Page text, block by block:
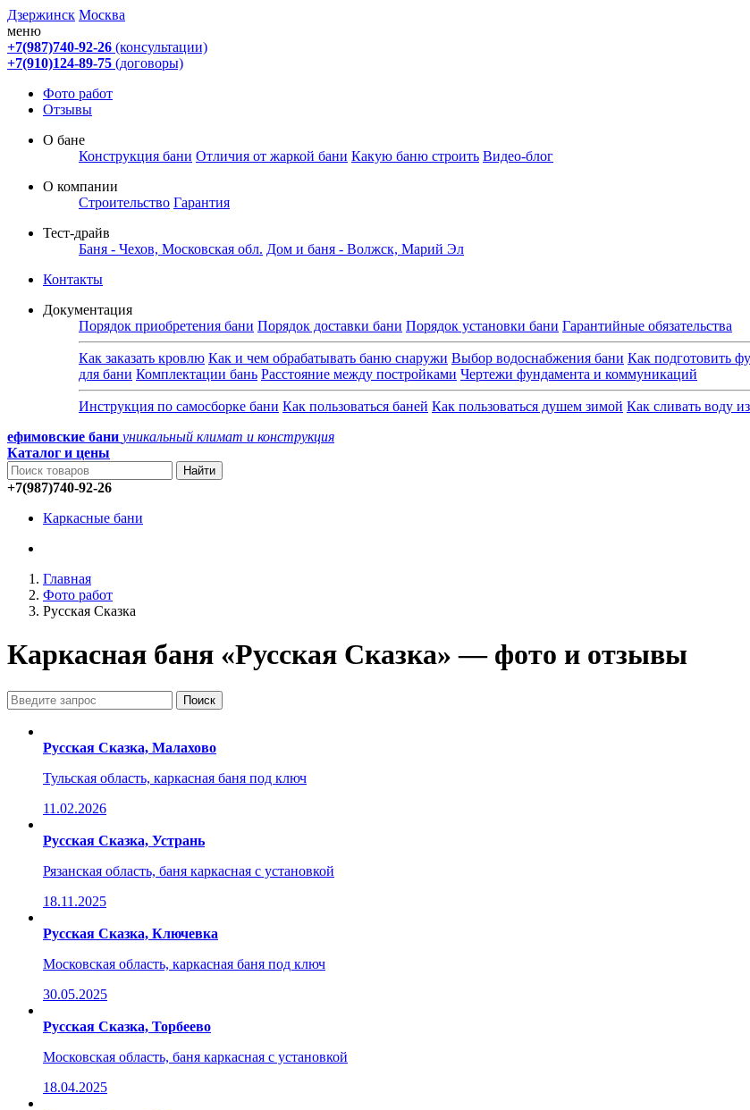
Дзержинск Москва
меню
+7(987)740-92-26 (консультации)
+7(910)124-89-75 (договоры)
Фото работ
Отзывы
О бане
Конструкция бани Отличия от жаркой бани Какую баню строить Видео-блог
О компании
Строительство Гарантия
Тест-драйв
Баня - Чехов, Московская обл. Дом и баня - Волжск, Марий Эл
Контакты
Документация
Порядок приобретения бани Порядок доставки бани Порядок установки бани Гарантийные обязательства
Как заказать кровлю Как и чем обрабатывать баню снаружи Выбор водоснабжения бани Как подготовить
для бани Комплектации бань Расстояние между постройками Чертежи фундамента и коммуникаций
Инструкция по самосборке бани Как пользоваться баней Как пользоваться душем зимой Как сливать воду
ефимовские бани уникальный климат и конструкция
Каталог и цены
+7(987)740-92-26
Каркасные бани
Главная
Фото работ
Русская Сказка
Каркасная баня «Русская Сказка» — фото и отзывы
Русская Сказка, Малахово
Тульская область, каркасная баня под ключ
11.02.2026
Русская Сказка, Устрань
Рязанская область, баня каркасная с установкой
18.11.2025
Русская Сказка, Ключевка
Московская область, каркасная баня под ключ
30.05.2025
Русская Сказка, Торбеево
Московская область, баня каркасная с установкой
18.04.2025